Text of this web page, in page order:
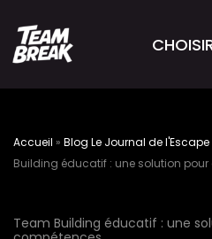
Accueil » Blog Le Journal de l'Escape
Building éducatif : une solution
Team Building éducatif : une